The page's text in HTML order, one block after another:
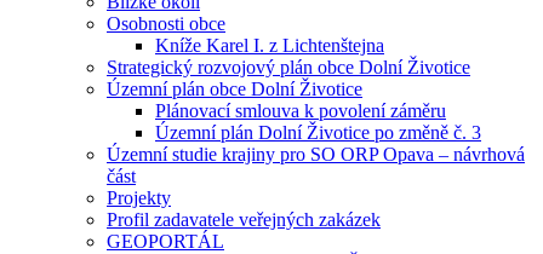
Osobnosti obce
Kníže Karel I. z Lichtenštejna
Strategický rozvojový plán obce Dolní Životice
Územní plán obce Dolní Životice
Plánovací smlouva k povolení záměru
Územní plán Dolní Životice po změně č. 3
Územní studie krajiny pro SO ORP Opava – návrhová
část
Projekty
Profil zadavatele veřejných zakázek
GEOPORTÁL